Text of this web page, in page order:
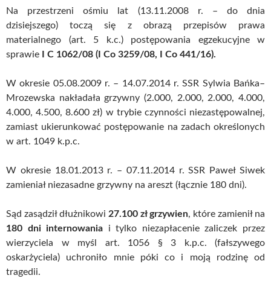
Na przestrzeni ośmiu lat (13.11.2008 r. – do dnia
dzisiejszego) toczą się z obrazą przepisów prawa
materialnego (art. 5 k.c.) postępowania egzekucyjne w
sprawie
I C 1062/08 (I Co 3259/08, I Co 441/16).
W okresie 05.08.2009 r. – 14.07.2014 r. SSR Sylwia Bańka–
Mrozewska nakładała grzywny (2.000, 2.000, 2.000, 4.000,
4.000, 4.500, 8.600 zł) w trybie czynności niezastępowalnej,
zamiast ukierunkować postępowanie na zadach określonych
w art. 1049 k.p.c.
W okresie 18.01.2013 r. – 07.11.2014 r. SSR Paweł Siwek
zamieniał niezasadne grzywny na areszt (łącznie 180 dni).
Sąd zasądził dłużnikowi 27.100 zł grzywien, które zamienił na
180 dni internowania i tylko niezapłacenie zaliczek przez
wierzyciela w myśl art. 1056 § 3 k.p.c. (fałszywego
oskarżyciela) uchroniło mnie póki co i moją rodzinę od
tragedii.